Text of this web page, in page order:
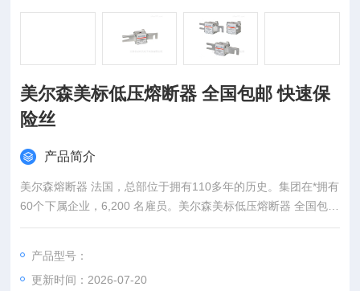
美尔森美标低压熔断器 全国包邮 快速保
险丝
产品简介
美尔森熔断器 法国，总部位于拥有110多年的历史。集团在*拥有
60个下属企业，6,200 名雇员。美尔森美标低压熔断器 全国包邮
快速保险丝
产品型号：
更新时间：2026-07-20